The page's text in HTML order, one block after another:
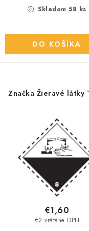
Skladom 58 ks
DO KOŠÍKA
Značka Žieravé látky
€2 vrátane DPH
€1,60